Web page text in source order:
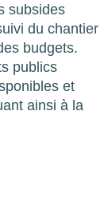
subsides
du chantier
budgets.
publics
et
ainsi à la